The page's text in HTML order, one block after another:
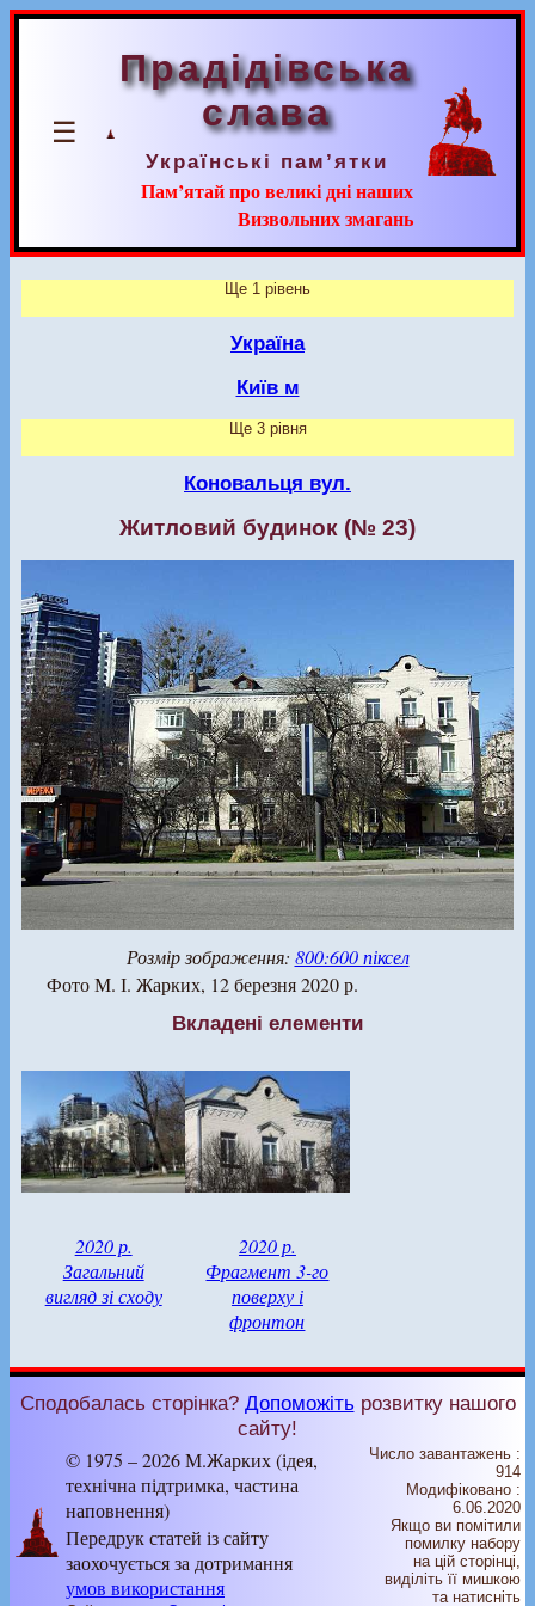
☰
Прадідівська
слава
Українські пам’ятки
Пам’ятай про великі дні наших
Визвольних змагань
Ще 1 рівень
Україна
Київ м
Ще 3 рівня
Коновальця вул.
Житловий будинок (№ 23)
Розмір зображення: 800:600 піксел
Фото М. І. Жарких, 12 березня 2020 р.
Вкладені елементи
2020 р.
Загальний
вигляд зі сходу
2020 р.
Фрагмент 3-го
поверху і
фронтон
Сподобалась сторінка? Допоможіть розвитку нашого
сайту!
© 1975 – 2026 М.Жарких (ідея,
технічна підтримка, частина
наповнення)
Передрук статей із сайту
заохочується за дотримання
умов використання
Число завантажень :
914
Модифіковано :
6.06.2020
Якщо ви помітили
помилку набору
на цiй сторiнцi,
видiлiть її мишкою
та натисніть